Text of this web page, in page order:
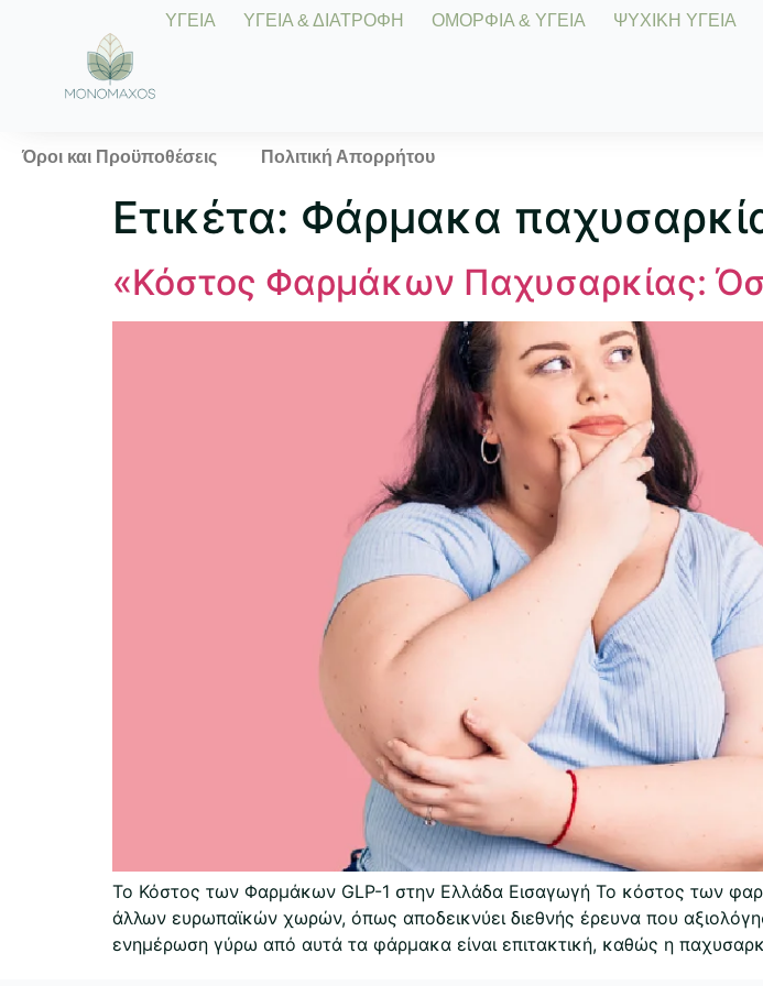
ΥΓΕΙΑ ΥΓΕΙΑ & ΔΙΑΤΡΟΦΗ ΟΜΟΡΦΙΑ & ΥΓΕΙΑ ΨΥΧΙΚΗ ΥΓΕΙΑ
Όροι και Προϋποθέσεις Πολιτική Απορρήτου
Ετικέτα: Φάρμακα
«Κόστος Φαρμάκων Παχυσαρκίας:
Το Κόστος των Φαρμάκων GLP-1 στην Ελλάδα Εισαγωγή Το κόστος των
άλλων ευρωπαϊκών χωρών, όπως αποδεικνύει διεθνής έρευνα που
ενημέρωση γύρω από αυτά τα φάρμακα είναι επιτακτική, καθώς η